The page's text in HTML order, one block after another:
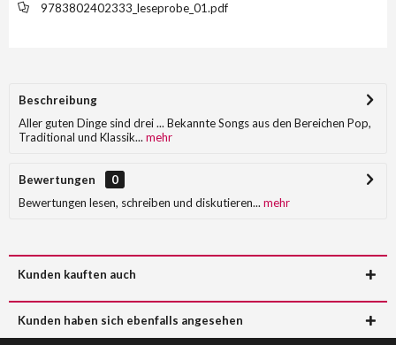
9783802402333_leseprobe_01.pdf
Beschreibung
Aller guten Dinge sind drei ... Bekannte Songs aus den Bereichen Pop,
Traditional und Klassik... mehr
Bewertungen
0
Bewertungen lesen, schreiben und diskutieren... mehr
Kunden kauften auch
Kunden haben sich ebenfalls angesehen